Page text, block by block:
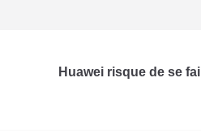
Huawei risque de se